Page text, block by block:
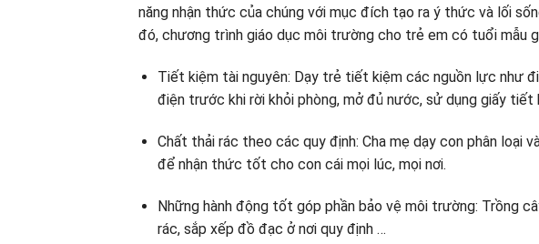
năng nhận thức của chúng với mục đích tạo ra ý thức và lối
đó, chương trình giáo dục môi trường cho trẻ em có tuổi mẫu
Tiết kiệm tài nguyên: Dạy trẻ tiết kiệm các nguồn lực như
điện trước khi rời khỏi phòng, mở đủ nước, sử dụng giấy tiết
Chất thải rác theo các quy định: Cha mẹ dạy con phân loại
để nhận thức tốt cho con cái mọi lúc, mọi nơi.
Những hành động tốt góp phần bảo vệ môi trường: Trồng
rác, sắp xếp đồ đạc ở nơi quy định …